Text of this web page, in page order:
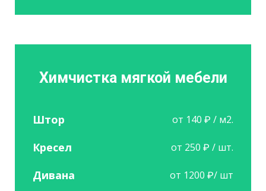
Химчистка мягкой мебели
Штор от 140 ₽ / м2.
Кресел от 250 ₽ / шт.
Дивана от 1200 ₽/ шт